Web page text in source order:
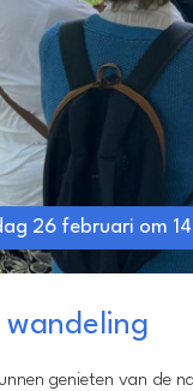
26 februari om
wandeling
genieten van de